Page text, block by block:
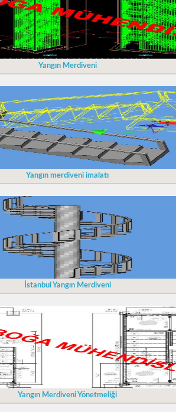
Yangın Merdiveni
Yangın merdiveni imalatı
İstanbul Yangın Merdiveni
Yangın Merdiveni Yönetmeliği